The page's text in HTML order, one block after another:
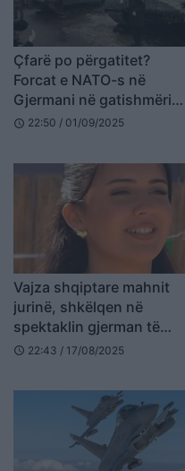
Çfarë po përgatitet?
Forcat e NATO-s në
Gjermani në gatishmëri
përpara stërvitjeve
schedule 22:50 / 01/09/2025
Vajza shqiptare mahnit
jurinë, shkëlqen në
spektaklin gjerman të
talenteve muzikore
schedule 22:43 / 17/08/2025